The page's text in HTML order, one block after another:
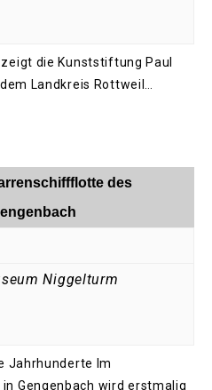
die Kunststiftung Paul
Landkreis Rottweil…
des
Niggelturm
Jahrhunderte Im
Gengenbach wird erstmalig